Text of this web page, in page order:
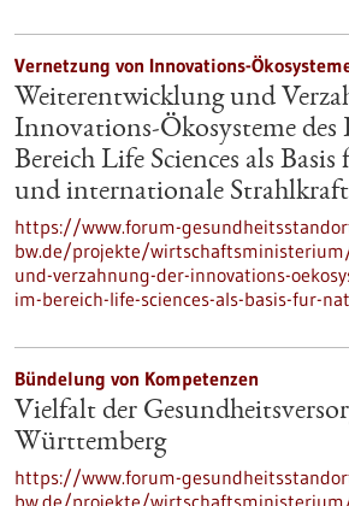
Vernetzung von Innovations-
Weiterentwicklung und
Innovations-Ökosysteme des
Bereich Life Sciences als
und internationale
https://www.forum-
bw.de/projekte/
und-verzahnung-der-innovations-
im-bereich-life-sciences-als-basis-fur-
Bündelung von Kompetenzen
Vielfalt der
Württemberg
https://www.forum-
bw.de/projekte/